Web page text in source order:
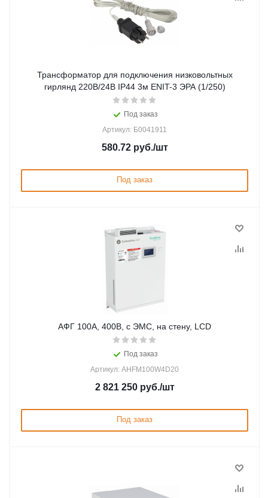
Трансформатор для подключения низковольтных
гирлянд 220В/24В IP44 3м ENIT-3 ЭРА (1/250)
Под заказ
Артикул: Б0041911
580.72руб./шт
Под заказ
АФГ 100А, 400В, с ЭМС, на стену, LCD
Под заказ
Артикул: AHFM100W4D20
2 821 250руб./шт
Под заказ